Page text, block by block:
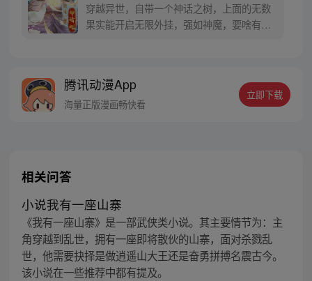
穿越异世，自带一个神话之树，上面的无数
果实能开启无限外挂，强如神魔，要啥有
腾讯动漫App
海量正版漫画畅快看
立即下载
相关问答
小说我有一座山寨
《我有一座山寨》是一部武侠类小说。其主要情节为：主
角穿越到乱世，拥有一座即将散伙的山寨，面对杀戮乱
世，他需要抉择是做逍遥山大王还是奋勇拼搏名震古今。
该小说在一些推荐中都有提及。